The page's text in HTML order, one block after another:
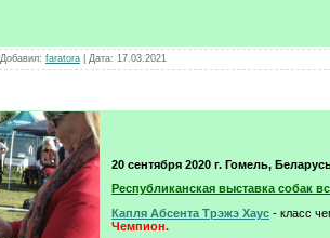
Добавил: faratora Дата: 17.03.2021
20 сентября 2020 г. Гомель,
Республиканская выставка собак
Капля Абсента Трэжэ Хаус - класс
Чемпион.